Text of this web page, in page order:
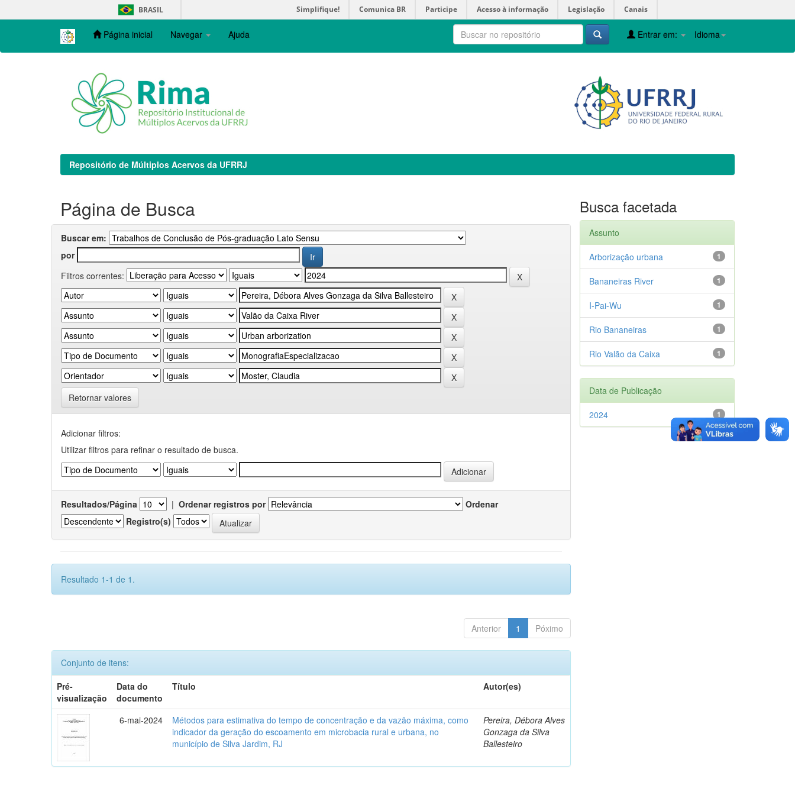
navigation
BRASIL Simplifique! Comunica BR Participe Acesso à informação Legislação Canais
Página inicial Navegar Ajuda Idioma
Entrar em:
Repositório de Múltiplos Acervos da UFRRJ
Página de Busca
Buscar em:
por
Filtros correntes:
Retornar valores
Adicionar filtros:
Utilizar filtros para refinar o resultado de busca.
Resultados/Página | Ordenar registros por
Ordenar
Registro(s)
Resultado 1-1 de 1.
Anterior 1 Póximo
Conjunto de itens:
Pré-
visualização
Data do
documento
Título Autor(es)
6-mai-2024
Métodos para estimativa do tempo de concentração e da vazão máxima, como
indicador da geração do escoamento em microbacia rural e urbana, no
município de Silva Jardim, RJ
Pereira, Débora Alves
Gonzaga da Silva
Ballesteiro
Busca facetada
Assunto
1
Arborização urbana
1
Bananeiras River
1
I-Pai-Wu
1
Rio Bananeiras
1
Rio Valão da Caixa
Data de Publicação
1
2024